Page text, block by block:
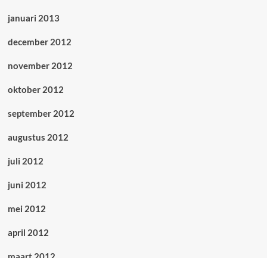
januari 2013
december 2012
november 2012
oktober 2012
september 2012
augustus 2012
juli 2012
juni 2012
mei 2012
april 2012